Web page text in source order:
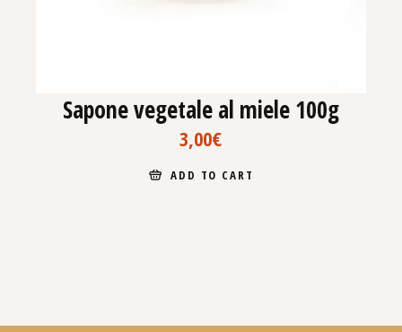
Sapone vegetale al miele 100g
3,00€
ADD TO CART